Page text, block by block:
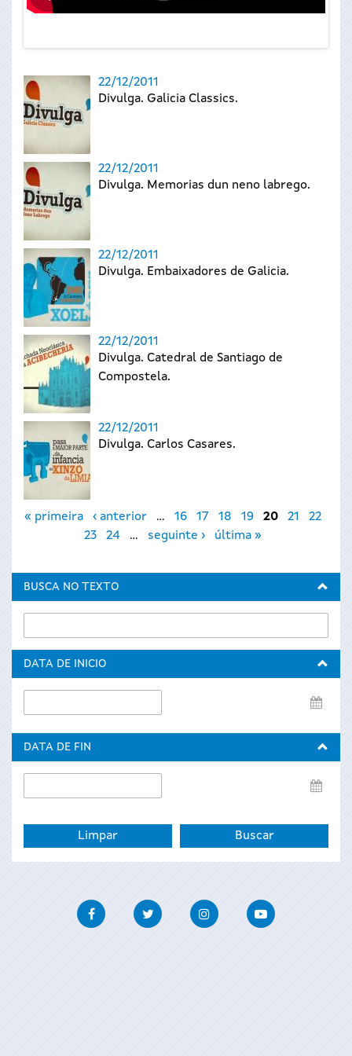
22/12/2011
Divulga. Galicia Classics.
22/12/2011
Divulga. Memorias dun neno labrego.
22/12/2011
Divulga. Embaixadores de Galicia.
22/12/2011
Divulga. Catedral de Santiago de
Compostela.
22/12/2011
Divulga. Carlos Casares.
Páxinas
« primeira ‹ anterior … 16 17 18 19 20 21
22
23
24 … seguinte › última »
BUSCA NO TEXTO
DATA DE INICIO
de
DATA DE FIN
de
FacebookTwitter InstagramYoutube